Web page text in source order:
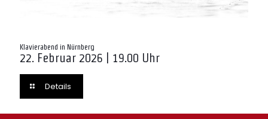
Klavierabend in Nürnberg
22. Februar 2026 | 19.00 Uhr
Details